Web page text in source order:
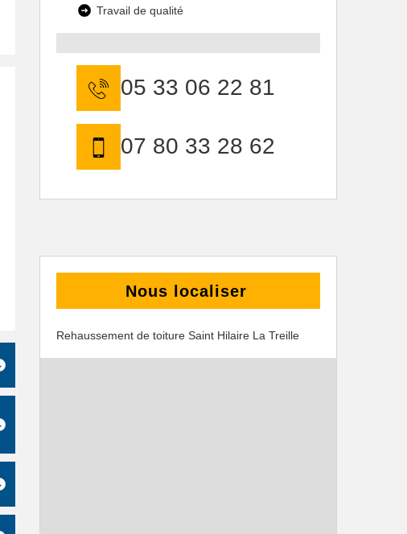
Travail de qualité
05 33 06 22 81
07 80 33 28 62
Nous localiser
Rehaussement de toiture Saint Hilaire La Treille